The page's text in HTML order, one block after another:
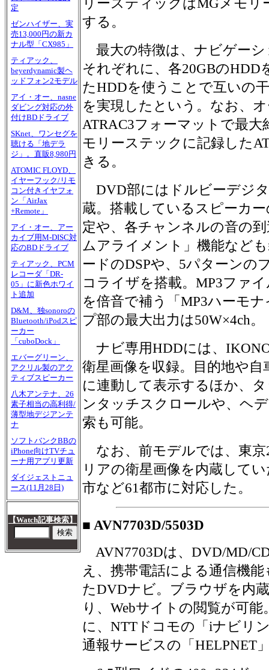
定
ゼンハイザー、実
売13,000円の新カ
ナル型「CX985」
ティアック、
beyerdynamic製ヘ
ッドフォン2モデル
アイ・オー、nasne
ダビング対応の外
付けBDドライブ
SKnet、ワンセグを
聴ける「地デラ
ジ」。直販8,980円
ATOMIC FLOYD、
イヤーフック/リモ
コン付きイヤフォ
ン「AirJax
+Remote」
アイ・オー、アー
カイブ用M-DISC対
応のBDドライブ
ティアック、PCM
レコーダ「DR-
05」に新色ホワイ
ト追加
D&M、独sonoroの
Bluetooth/iPodスピ
ーカー
「cuboDock」
エバーグリーン、
アクリル製のアク
ティブスピーカー
八木アンテナ、26
素子相当の高利得/
薄型地デジアンテ
ナ
ソフトバンクBBの
iPhone向けTVチュ
ーナ用アプリ更新
ダイジェストニュ
ース(11月28日)
【Watch記事検索】
リースティックはMGメモ
する。
最大の特徴は、ナビゲー
それぞれに、各20GBのHDD
たHDDを使うことで互いの
を実現したという。なお、
ATRAC3フォーマットで最大
モリーステックに記録した
きる。
DVD部にはドルビーデジ
蔵。搭載しているスピーカ
定や、各チャンネルの音の
ムアライメント」機能など
ードのDSPや、5パターンの
コライザを搭載。MP3ファ
を倍音で補う「MP3ハーモ
プ部の最大出力は50W×4ch。
ナビ専用HDDには、
衛星画像を収録。目的地や
に連動して表示するほか、
ンタッチスクロールや、ヘ
索も可能。
なお、前モデルでは、東京
リアの衛星画像を内蔵して
市など61都市に対応した。
■ AVN7703D/5503D
AVN7703Dは、DVD/MD/
え、携帯電話による通信機能
たDVDナビ。ブラウザを内
り、Webサイトの閲覧が可能
に、NTTドコモの「iナビリ
通報サービスの「HELPNET